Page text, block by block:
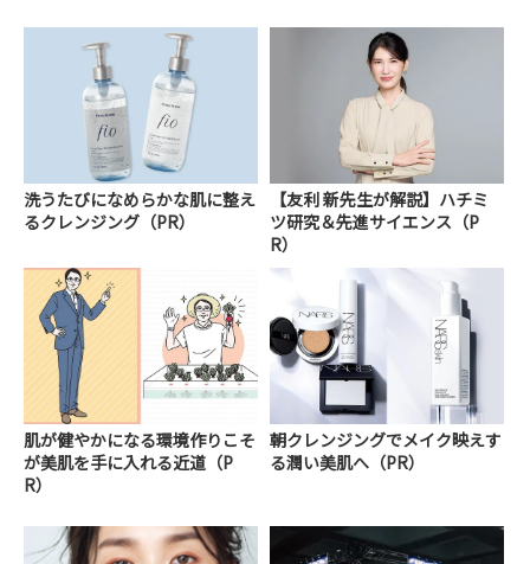
洗うたびになめらかな肌に整え
るクレンジング（PR）
【友利 新先生が解説】ハチミ
ツ研究＆先進サイエンス（P
R）
肌が健やかになる環境作りこそ
が美肌を手に入れる近道（P
R）
朝クレンジングでメイク映えす
る潤い美肌へ（PR）